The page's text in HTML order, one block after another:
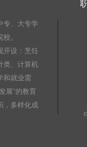
专、大专学
。
开设：烹饪
类、计算机
和就业需
展”的教育
，多样化成